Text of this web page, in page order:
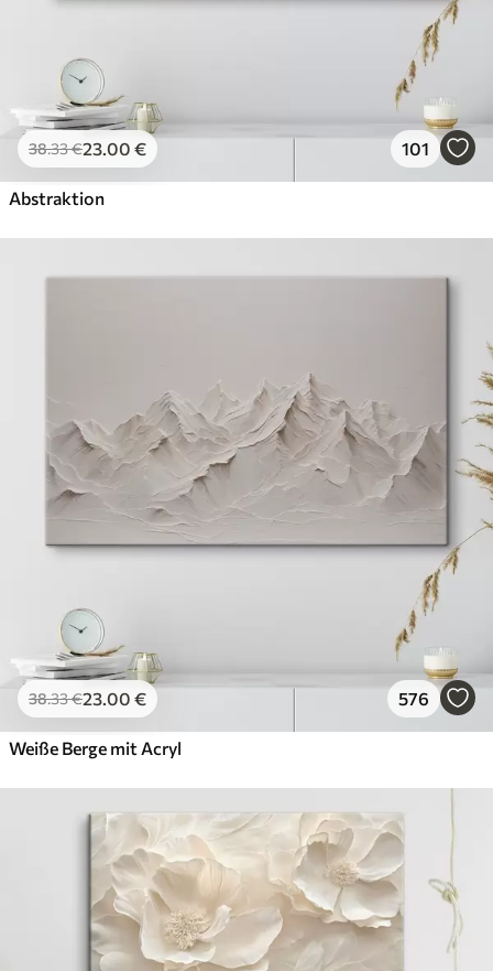
38.33€23.00 € 101
Abstraktion
38.33€23.00 € 576
Weiße Berge mit Acryl